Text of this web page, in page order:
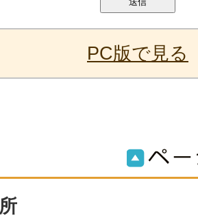
PC版で見る